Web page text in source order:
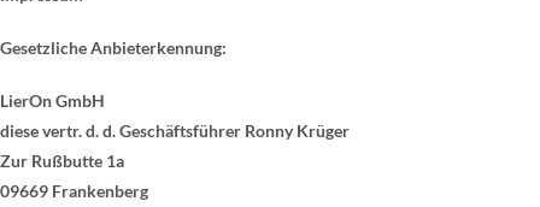
Gesetzliche Anbieterkennung:
LierOn GmbH
diese vertr. d. d. Geschäftsführer Ronny Krüger
Zur Rußbutte 1a
09669 Frankenberg